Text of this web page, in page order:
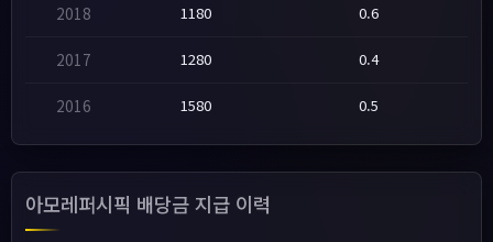
2018 1180 0.6
2017 1280 0.4
2016 1580 0.5
아모레퍼시픽 배당금 지급 이력